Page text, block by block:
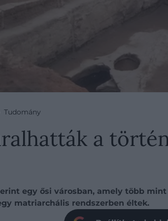
Tudomány
a
egy ősi városban, amely több
matriarchális rendszerben éltek.